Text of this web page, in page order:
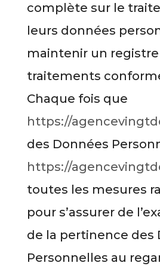
complète sur le
leurs données
maintenir un
traitements
Chaque fois que
https://
des Données
https://
toutes les mesures
pour s’assurer de
de la pertinence des
Personnelles au